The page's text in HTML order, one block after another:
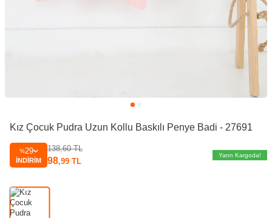
Kız Çocuk Pudra Uzun Kollu Baskılı Penye Badi - 27691
%29
İNDIRIM
138,60TL
98,99 TL
Yarın Kargoda!